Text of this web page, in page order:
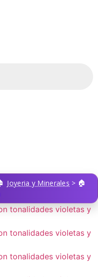
Joyeria y Minerales >